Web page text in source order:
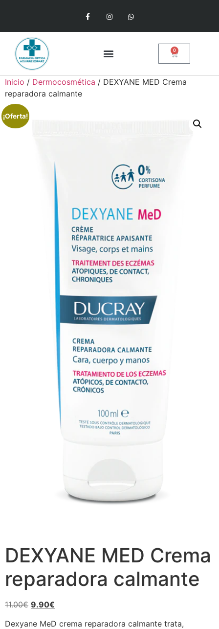
0
Inicio / Dermocosmética / DEXYANE MED Crema
reparadora calmante
¡Oferta!
DEXYANE MED Crema
reparadora calmante
11.00€ 9.90€
Dexyane MeD crema reparadora calmante trata,